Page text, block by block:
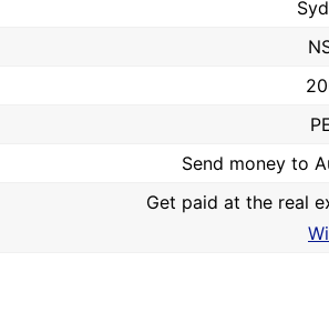
Send money to
Get paid at the real